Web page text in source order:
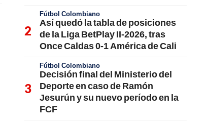
Fútbol Colombiano
Así quedó la tabla de posiciones
de la Liga BetPlay II-2026, tras
Once Caldas 0-1 América de Cali
Fútbol Colombiano
Decisión final del Ministerio del
Deporte en caso de Ramón
Jesurún y su nuevo período en la
FCF